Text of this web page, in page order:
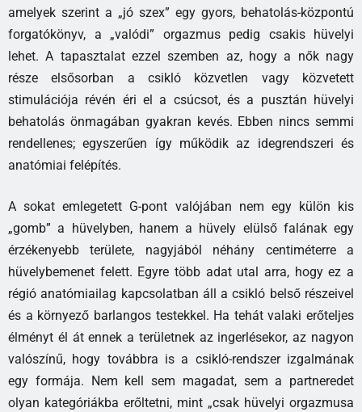
amelyek szerint a „jó szex” egy gyors, behatolás-központú
forgatókönyv, a „valódi” orgazmus pedig csakis hüvelyi
lehet. A tapasztalat ezzel szemben az, hogy a nők nagy
része elsősorban a csikló közvetlen vagy közvetett
stimulációja révén éri el a csúcsot, és a pusztán hüvelyi
behatolás önmagában gyakran kevés. Ebben nincs semmi
rendellenes; egyszerűen így működik az idegrendszeri és
anatómiai felépítés.
A sokat emlegetett G-pont valójában nem egy külön kis
„gomb” a hüvelyben, hanem a hüvely elülső falának egy
érzékenyebb területe, nagyjából néhány centiméterre a
hüvelybemenet felett. Egyre több adat utal arra, hogy ez a
régió anatómiailag kapcsolatban áll a csikló belső részeivel
és a környező barlangos testekkel. Ha tehát valaki erőteljes
élményt él át ennek a területnek az ingerlésekor, az nagyon
valószínű, hogy továbbra is a csikló-rendszer izgalmának
egy formája. Nem kell sem magadat, sem a partneredet
olyan kategóriákba erőltetni, mint „csak hüvelyi orgazmusa